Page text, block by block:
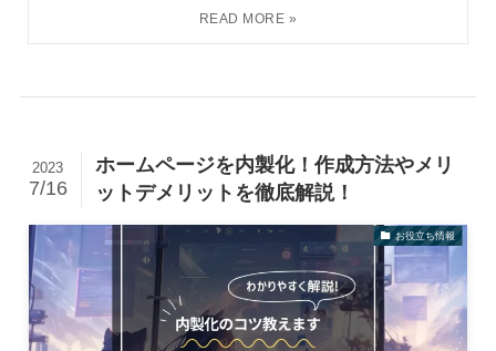
ホームページを内製化！作成方法やメリ
ットデメリットを徹底解説！
2023
7/16
お役立ち情報